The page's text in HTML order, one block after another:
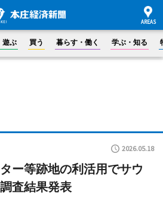
遊ぶ 買う 暮らす・働く 学ぶ・知る
2026.05.18
ー等跡地の利活用でサウ
査結果発表